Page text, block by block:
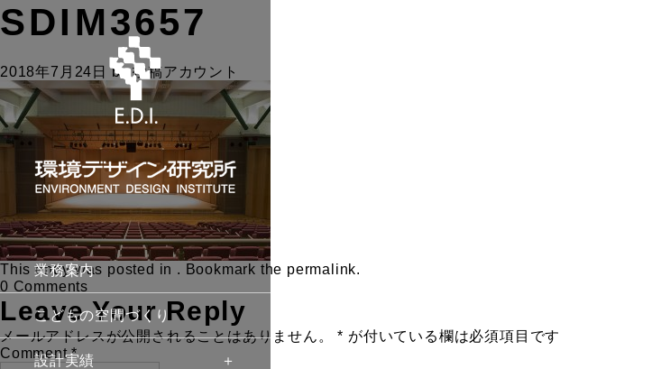
業務案内
こどもの空間づくり
設計実績
SDIM3657
2018年7月24日 by投稿アカウント
This entry was posted in . Bookmark the permalink.
0 Comments
Leave Your Reply
メールアドレスが公開されることはありません。 * が付いている欄は必須項目です
Comment *